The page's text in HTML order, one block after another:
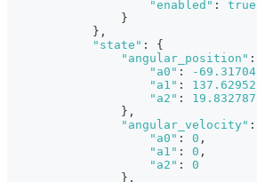
"enabled" :
true
}
} ,
"state" :
{
"angular_position" :
"a0" : -69.31704
"a1" : 137.62952
"a2" :
19.832787
} ,
"angular_velocity" :
"a0" : 0 ,
"a1" : 0 ,
"a2" :
0
} ,